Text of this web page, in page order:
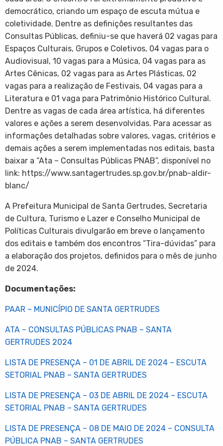
democrático, criando um espaço de escuta mútua e
coletividade. Dentre as definições resultantes das
Consultas Públicas, definiu-se que haverá 02 vagas para
Espaços Culturais, Grupos e Coletivos, 04 vagas para o
Audiovisual, 10 vagas para a Música, 04 vagas para as
Artes Cênicas, 02 vagas para as Artes Plásticas, 02
vagas para a realização de Festivais, 04 vagas para a
Literatura e 01 vaga para Patrimônio Histórico Cultural.
Dentre as vagas de cada área artística, há diferentes
valores e ações a serem desenvolvidas. Para acessar as
informações detalhadas sobre valores, vagas, critérios e
demais ações a serem implementadas nos editais, basta
baixar a “Ata – Consultas Públicas PNAB”, disponível no
link: https://www.santagertrudes.sp.gov.br/pnab-aldir-
blanc/
A Prefeitura Municipal de Santa Gertrudes, Secretaria
de Cultura, Turismo e Lazer e Conselho Municipal de
Políticas Culturais divulgarão em breve o lançamento
dos editais e também dos encontros “Tira-dúvidas” para
a elaboração dos projetos, definidos para o mês de junho
de 2024.
Documentações:
PAAR – MUNICÍPIO DE SANTA GERTRUDES
ATA – CONSULTAS PÚBLICAS PNAB – SANTA
GERTRUDES 2024
LISTA DE PRESENÇA – 01 DE ABRIL DE 2024 – ESCUTA
SETORIAL PNAB – SANTA GERTRUDES
LISTA DE PRESENÇA – 03 DE ABRIL DE 2024 – ESCUTA
SETORIAL PNAB – SANTA GERTRUDES
LISTA DE PRESENÇA – 08 DE MAIO DE 2024 – CONSULTA
PÚBLICA PNAB – SANTA GERTRUDES